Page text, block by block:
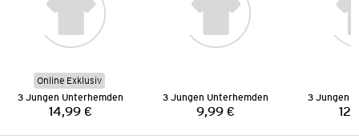
Online Exklusiv
3 Jungen Unterhemden
Preis:
14,99 €
3 Jungen Unterhemden
Preis:
9,99 €
3 Jungen